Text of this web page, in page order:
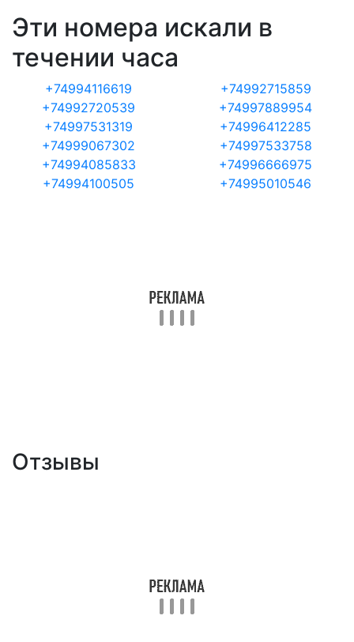
Эти номера искали в
течении часа
+74994116619
+74992715859
+74992720539
+74997889954
+74997531319
+74996412285
+74999067302
+74997533758
+74994085833
+74996666975
+74994100505
+74995010546
Отзывы